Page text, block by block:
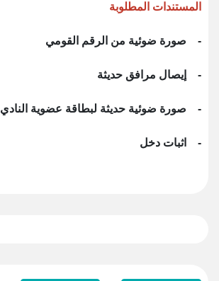
المستندات المطلوبة
- صورة ضوئية من الرقم القومي
- إيصال مرافق حديثة
- صورة ضوئية حديثة لبطاقة عضوية النادي
- اثبات دخل